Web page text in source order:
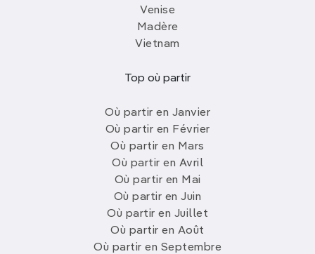
Venise
Madère
Vietnam
Top où partir
Où partir en Janvier
Où partir en Février
Où partir en Mars
Où partir en Avril
Où partir en Mai
Où partir en Juin
Où partir en Juillet
Où partir en Août
Où partir en Septembre